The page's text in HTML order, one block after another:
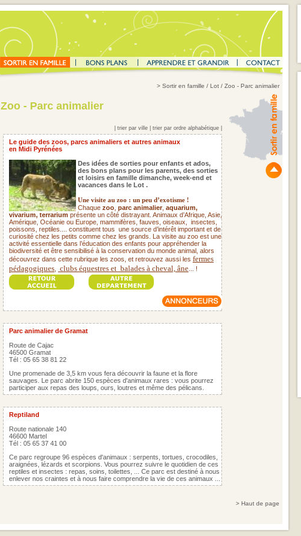
> Sortir en famille / Lot / Zoo - Parc animalier
Zoo - Parc animalier
trier par ville trier par ordre alphabétique
Le guide des zoos, parcs animaliers et autres animaux
en Midi Pyrénées
Des idées de sorties pour enfants et ados,
des bons plans pour les parents, des sorties
et loisirs en famille dimanche, week-end et
vacances dans le Lot .
Une visite au zoo : un peu d’exotisme !
Chaque zoo parc animalier, aquarium,
vivarium, terrarium présente un côté distrayant. Animaux d’Afrique, Asie,
Amérique, Océanie ou Europe, mammifères, fauves, oiseaux,
insectes,
poissons, reptiles.... constituent tous une source d’intérêt important et de
curiosité chez les petits comme chez les grands. La visite au zoo est une
activité essentielle dans l’éducation des enfants pour appréhender la
biodiversité et être sensibilisé à la conservation du monde animal, alors
découvrez dans cette rubrique les zoos, et retrouvez aussi les fermes
pédagogiques clubs équestres et balades à cheval, âne !
Parc animalier de Gramat
Route de Cajac
46500 Gramat
Tél : 05 65 38 81 22
Une promenade de 3,5 km vous fera découvrir la faune et la flore
sauvages. Le parc abrite 150 espèces d'animaux rares : vous pourrez
participer aux repas des loups, ours, loutres et même des pélicans.
Reptiland
Route nationale 140
46600 Martel
Tél : 05 65 37 41 00
Ce parc regroupe 96 espèces d'animaux : serpents, tortues, crocodiles,
araignées, lézards et scorpions. Vous pourrez suivre le quotidien de ces
reptiles et insectes : repas, soins, toilettes, ... Ce parc est destiné à nous
enlever nos craintes et à nous faire comprendre la vie de ces animaux ...
> Haut de page